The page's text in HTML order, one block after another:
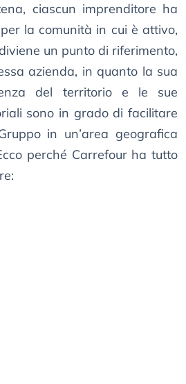
ciascun imprenditore ha
la comunità in cui è attivo,
un punto di riferimento,
azienda, in quanto la sua
del territorio e le sue
sono in grado di facilitare
in un’area geografica
perché Carrefour ha tutto